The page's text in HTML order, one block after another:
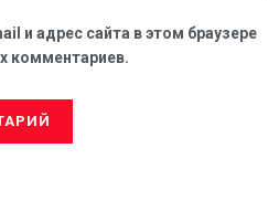
и адрес сайта в этом браузере
комментариев.
гражданина,
терроризма в